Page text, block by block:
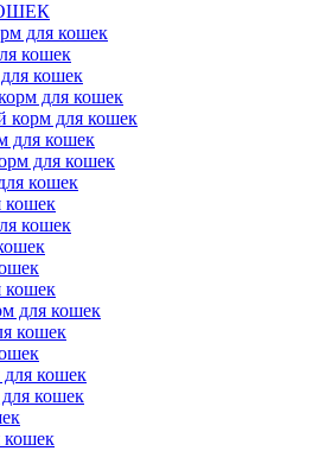
для кошек
кошек
кошек
для кошек
для кошек
для кошек
для кошек
кошек
кошек
кошек
кошек
для кошек
кошек
кошек
кошек
кошек